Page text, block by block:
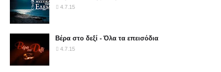
4.7.15
Βέρα στο δεξί - Όλα τα επεισόδια
4.7.15